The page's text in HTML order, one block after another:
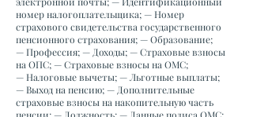
номер налогоплательщика; — Номер
страхового свидетельства государственного
пенсионного страхования; — Образование;
— Профессия; — Доходы; — Страховые взносы
на ОПС; — Страховые взносы на ОМС;
— Налоговые вычеты; — Льготные выплаты;
— Выход на пенсию; — Дополнительные
страховые взносы на накопительную часть